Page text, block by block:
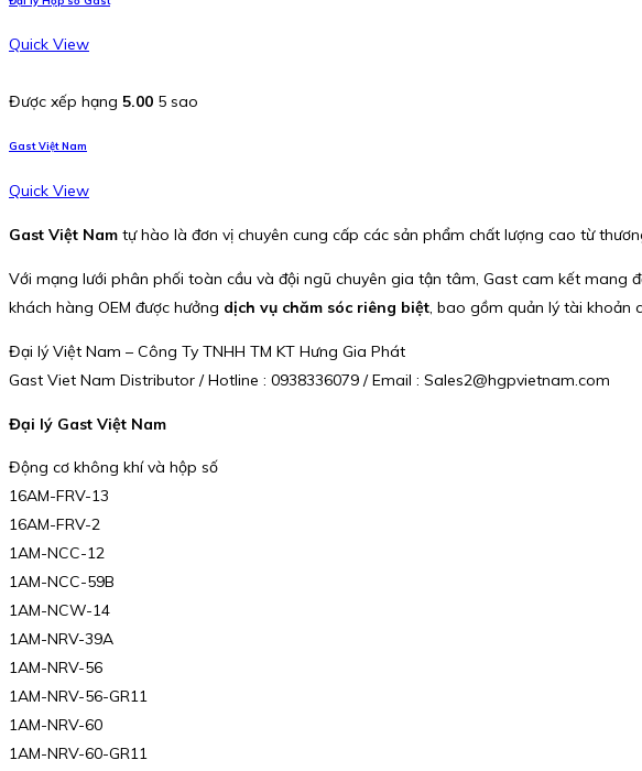
Quick View
Được xếp hạng 5.00 5 sao
Gast Việt Nam
Quick View
Gast Việt Nam tự hào là đơn vị chuyên cung cấp các sản phẩm chất lượng cao từ
Với mạng lưới phân phối toàn cầu và đội ngũ chuyên gia tận tâm, Gast cam kết mang
khách hàng OEM được hưởng dịch vụ chăm sóc riêng biệt, bao gồm quản lý tài khoản
Đại lý Việt Nam – Công Ty TNHH TM KT Hưng Gia Phát
Gast Viet Nam Distributor / Hotline : 0938336079 / Email : Sales2@hgpvietnam.com
Đại lý Gast Việt Nam
Động cơ không khí và hộp số
16AM-FRV-13
16AM-FRV-2
1AM-NCC-12
1AM-NCC-59B
1AM-NCW-14
1AM-NRV-39A
1AM-NRV-56
1AM-NRV-56-GR11
1AM-NRV-60
1AM-NRV-60-GR11